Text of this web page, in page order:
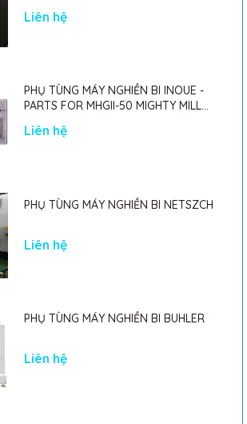
Liên hệ
PHỤ TÙNG MÁY NGHIỀN BI INOUE -
PARTS FOR MHGII-50 MIGHTY MILL
Liên hệ
PHỤ TÙNG MÁY NGHIỀN BI NETSZCH
Liên hệ
PHỤ TÙNG MÁY NGHIỀN BI BUHLER
Liên hệ